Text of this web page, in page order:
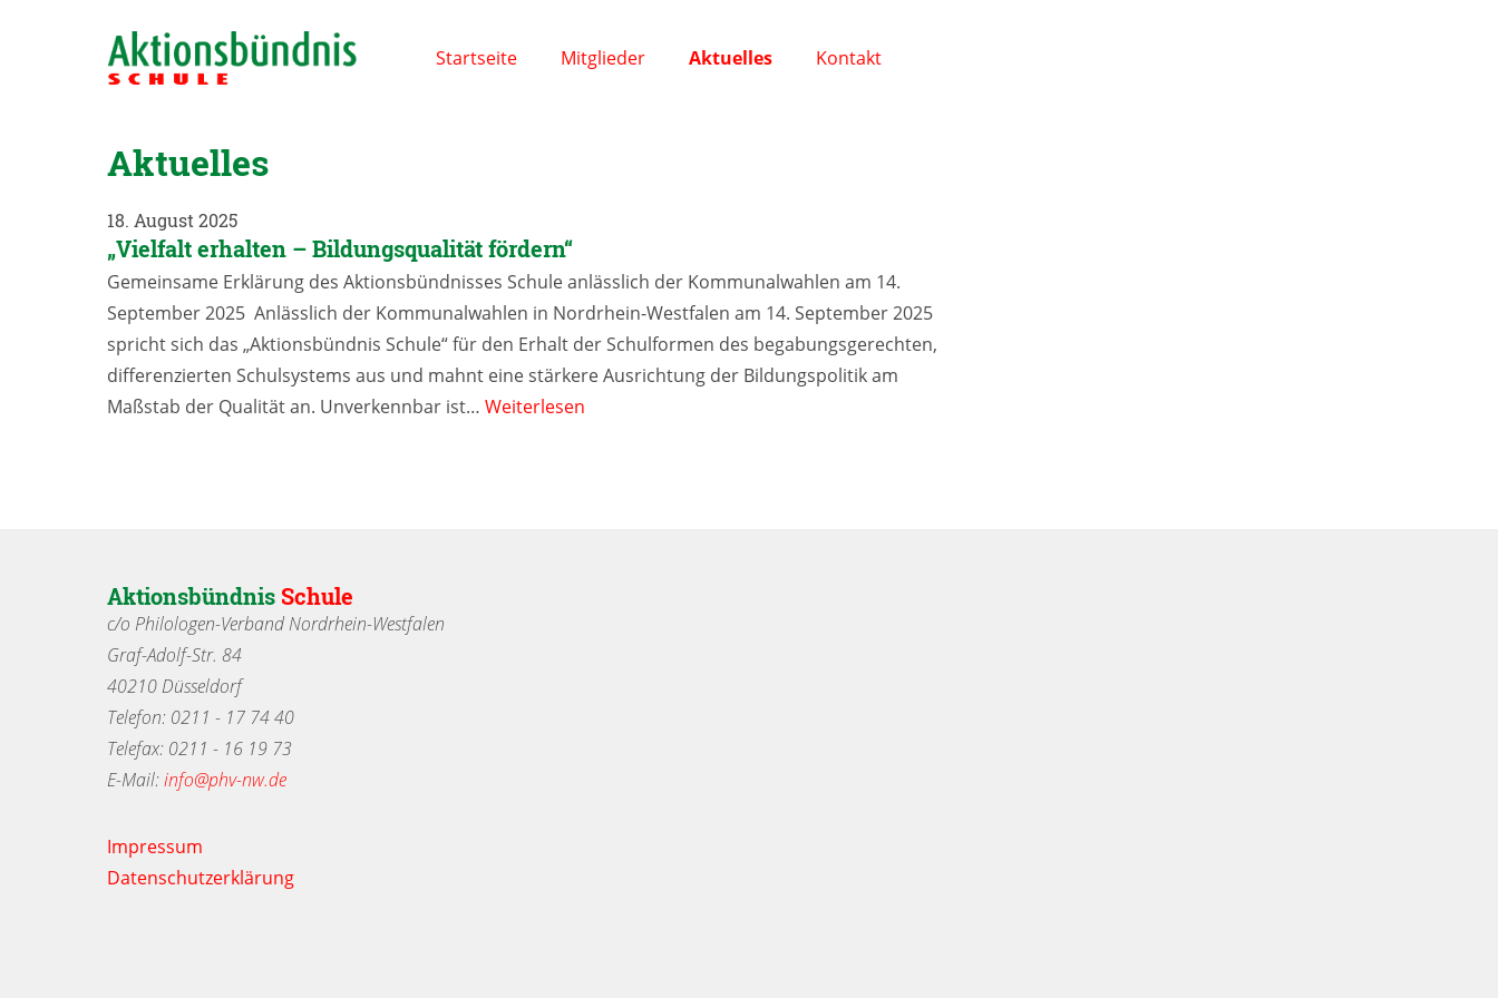
Startseite Mitglieder Aktuelles Kontakt
Aktuelles
18. August 2025
„Vielfalt erhalten – Bildungsqualität fördern“
Gemeinsame Erklärung des Aktionsbündnisses Schule anlässlich der Kommunalwahlen am 14.
September 2025 Anlässlich der Kommunalwahlen in Nordrhein-Westfalen am 14. September 2025
spricht sich das „Aktionsbündnis Schule“ für den Erhalt der Schulformen des begabungsgerechten,
differenzierten Schulsystems aus und mahnt eine stärkere Ausrichtung der Bildungspolitik am
Maßstab der Qualität an. Unverkennbar ist… Weiterlesen
Aktionsbündnis Schule
c/o Philologen-Verband Nordrhein-Westfalen
Graf-Adolf-Str. 84
40210 Düsseldorf
Telefon: 0211 - 17 74 40
Telefax: 0211 - 16 19 73
E-Mail:info@phv-nw.de
Impressum
Datenschutzerklärung